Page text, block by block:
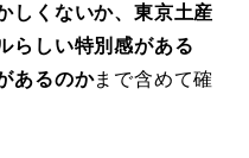
しくないか、東京土産
らしい特別感がある
あるのかまで含めて確